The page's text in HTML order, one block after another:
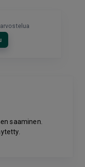
arvostelua
saaminen.